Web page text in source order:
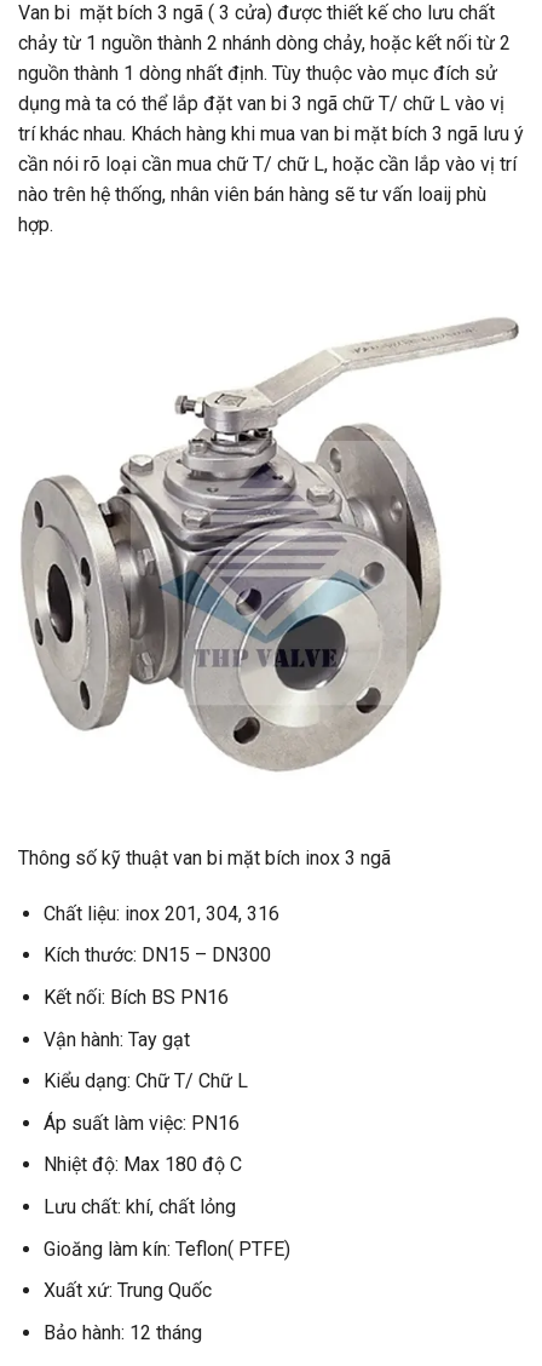
Van bi mặt bích 3 ngã ( 3 cửa) được thiết kế cho lưu chất
chảy từ 1 nguồn thành 2 nhánh dòng chảy, hoặc kết nối từ 2
nguồn thành 1 dòng nhất định. Tùy thuộc vào mục đích sử
dụng mà ta có thể lắp đặt van bi 3 ngã chữ T/ chữ L vào vị
trí khác nhau. Khách hàng khi mua van bi mặt bích 3 ngã lưu ý
cần nói rõ loại cần mua chữ T/ chữ L, hoặc cần lắp vào vị trí
nào trên hệ thống, nhân viên bán hàng sẽ tư vấn loaij phù
hợp.
Thông số kỹ thuật van bi mặt bích inox 3 ngã
Chất liệu: inox 201, 304, 316
Kích thước: DN15 – DN300
Kết nối: Bích BS PN16
Vận hành: Tay gạt
Kiểu dạng: Chữ T/ Chữ L
Áp suất làm việc: PN16
Nhiệt độ: Max 180 độ C
Lưu chất: khí, chất lỏng
Gioăng làm kín: Teflon( PTFE)
Xuất xứ: Trung Quốc
Bảo hành: 12 tháng